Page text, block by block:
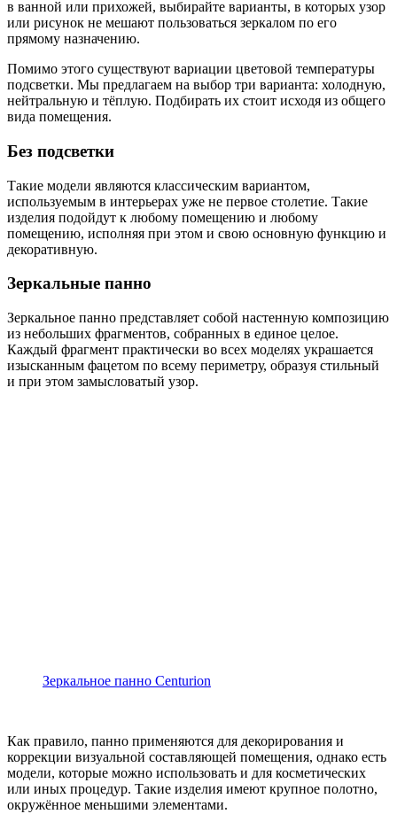
в ванной или прихожей, выбирайте варианты, в которых узор
или рисунок не мешают пользоваться зеркалом по его
прямому назначению.
Помимо этого существуют вариации цветовой температуры
подсветки. Мы предлагаем на выбор три варианта: холодную,
нейтральную и тёплую. Подбирать их стоит исходя из общего
вида помещения.
Без подсветки
Такие модели являются классическим вариантом,
используемым в интерьерах уже не первое столетие. Такие
изделия подойдут к любому помещению и любому
помещению, исполняя при этом и свою основную функцию и
декоративную.
Зеркальные панно
Зеркальное панно представляет собой настенную композицию
из небольших фрагментов, собранных в единое целое.
Каждый фрагмент практически во всех моделях украшается
изысканным фацетом по всему периметру, образуя стильный
и при этом замысловатый узор.
Зеркальное панно Centurion
Как правило, панно применяются для декорирования и
коррекции визуальной составляющей помещения, однако есть
модели, которые можно использовать и для косметических
или иных процедур. Такие изделия имеют крупное полотно,
окружённое меньшими элементами.